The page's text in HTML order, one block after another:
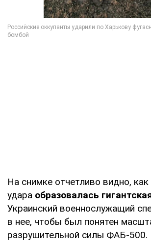
На снимке отчетливо видно, как
удара образовалась
Украинский военнослужащий
в нее, чтобы был понятен
разрушительной силы ФАБ-500.